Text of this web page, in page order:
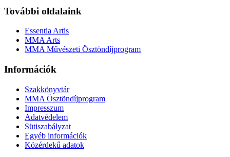
További oldalaink
Essentia Artis
MMA Arts
MMA Művészeti Ösztöndíjprogram
Információk
Szakkönyvtár
MMA Ösztöndíjprogram
Impresszum
Adatvédelem
Sütiszabályzat
Egyéb információk
Közérdekű adatok